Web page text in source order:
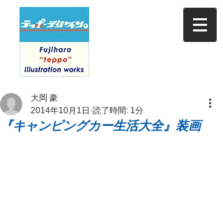
『キャンピングカー生活大全』装画
大岡 豪
2014年10月1日 読了時間: 1分